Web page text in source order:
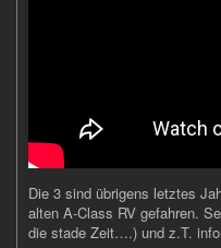
Die 3 sind übrigens letztes
alten A-Class RV gefahren.
die stade Zeit….) und z.T.